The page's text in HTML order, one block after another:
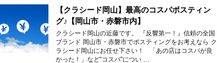
【クラシード岡山】最高のコスパポスティン
グ♪【岡山市・赤磐市内】
クラシード岡山の近藤です。 『反響第一！』信頼の全国
ブランド 岡山市・赤磐市でポスティングをお考えなら ク
ラシード岡山にお任せ下さい！ 「あの店はコスパが良
かった！」など“コスパ”につい …